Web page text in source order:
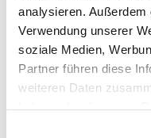
analysieren.
Verwendung unserer
soziale Medien,
Partner führen diese
weiteren Daten